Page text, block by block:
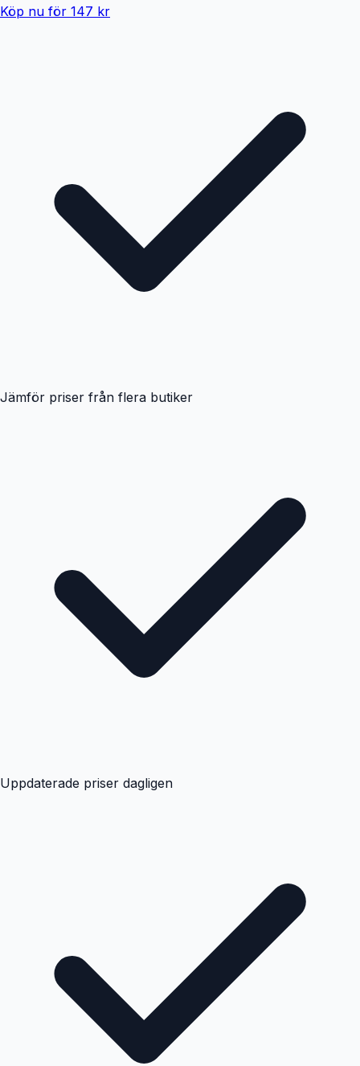
Köp nu för 147 kr
Jämför priser från flera butiker
Uppdaterade priser dagligen